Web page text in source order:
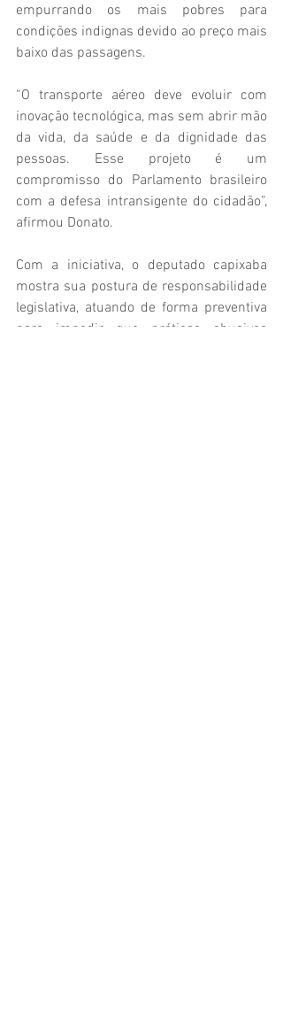
empurrando os mais pobres para
condições indignas devido ao preço mais
baixo das passagens.
“O transporte aéreo deve evoluir com
inovação tecnológica, mas sem abrir mão
da vida, da saúde e da dignidade das
pessoas. Esse projeto é um
compromisso do Parlamento brasileiro
com a defesa intransigente do cidadão”,
afirmou Donato.
Com a iniciativa, o deputado capixaba
mostra sua postura de responsabilidade
legislativa, atuando de forma preventiva
para impedir que práticas abusivas